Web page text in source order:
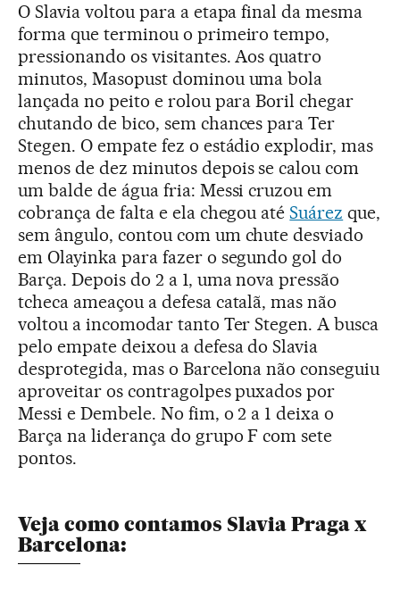
O Slavia voltou para a etapa final da mesma
forma que terminou o primeiro tempo,
pressionando os visitantes. Aos quatro
minutos, Masopust dominou uma bola
lançada no peito e rolou para Boril chegar
chutando de bico, sem chances para Ter
Stegen. O empate fez o estádio explodir, mas
menos de dez minutos depois se calou com
um balde de água fria: Messi cruzou em
cobrança de falta e ela chegou atéSuárez que,
sem ângulo, contou com um chute desviado
em Olayinka para fazer o segundo gol do
Barça. Depois do 2 a 1, uma nova pressão
tcheca ameaçou a defesa catalã, mas não
voltou a incomodar tanto Ter Stegen. A busca
pelo empate deixou a defesa do Slavia
desprotegida, mas o Barcelona não conseguiu
aproveitar os contragolpes puxados por
Messi e Dembele. No fim, o 2 a 1 deixa o
Barça na liderança do grupo F com sete
pontos.
Veja como contamos Slavia Praga x
Barcelona: